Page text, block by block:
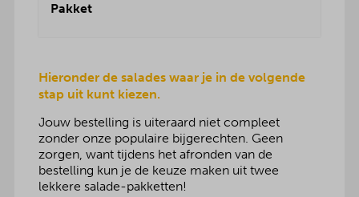
Pakket
Hieronder de salades waar je in de volgende
stap uit kunt kiezen.
Jouw bestelling is uiteraard niet compleet
zonder onze populaire bijgerechten. Geen
zorgen, want tijdens het afronden van de
bestelling kun je de keuze maken uit twee
lekkere salade-pakketten!